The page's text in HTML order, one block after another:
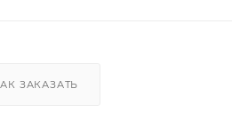
ЗАКАЗАТЬ